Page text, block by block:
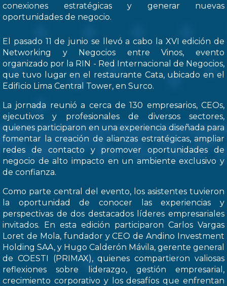
conexiones estratégicas y generar nuevas
oportunidades de negocio.
El pasado 11 de junio se llevó a cabo la XVI edición de
Networking y Negocios entre Vinos, evento
organizado por la RIN - Red Internacional de Negocios,
que tuvo lugar en el restaurante Cata, ubicado en el
Edificio Lima Central Tower, en Surco.
La jornada reunió a cerca de 130 empresarios, CEOs,
ejecutivos y profesionales de diversos sectores,
quienes participaron en una experiencia diseñada para
fomentar la creación de alianzas estratégicas, ampliar
redes de contacto y promover oportunidades de
negocio de alto impacto en un ambiente exclusivo y
de confianza.
Como parte central del evento, los asistentes tuvieron
la oportunidad de conocer las experiencias y
perspectivas de dos destacados líderes empresariales
invitados. En esta edición participaron Carlos Vargas
Loret de Mola, fundador y CEO de Andino Investment
Holding SAA, y Hugo Calderón Mávila, gerente general
de COESTI (PRIMAX), quienes compartieron valiosas
reflexiones sobre liderazgo, gestión empresarial,
crecimiento corporativo y los desafíos que enfrentan